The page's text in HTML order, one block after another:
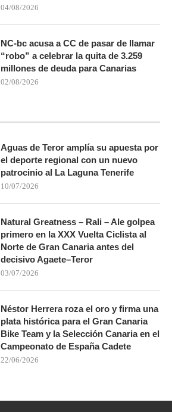
04/08/2026
NC-bc acusa a CC de pasar de llamar
“robo” a celebrar la quita de 3.259
millones de deuda para Canarias
02/08/2026
Aguas de Teror amplía su apuesta por
el deporte regional con un nuevo
patrocinio al La Laguna Tenerife
10/07/2026
Natural Greatness – Rali – Ale golpea
primero en la XXX Vuelta Ciclista al
Norte de Gran Canaria antes del
decisivo Agaete–Teror
03/07/2026
Néstor Herrera roza el oro y firma una
plata histórica para el Gran Canaria
Bike Team y la Selección Canaria en el
Campeonato de España Cadete
22/06/2026